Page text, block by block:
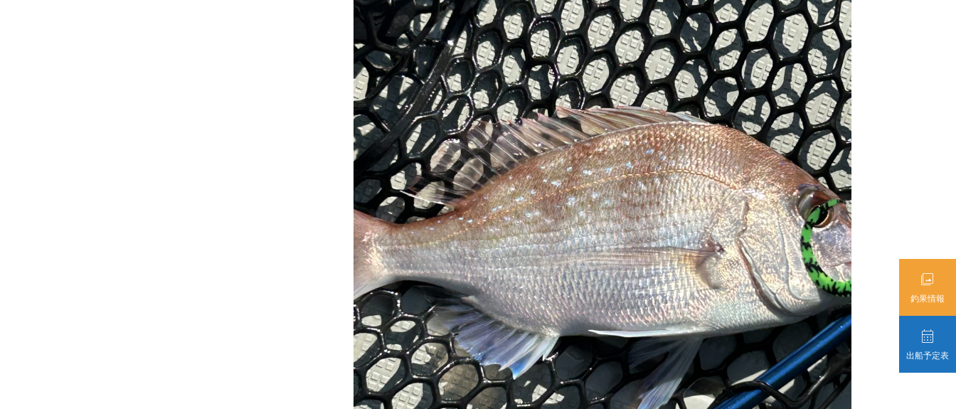

釣果情報

出船予定表